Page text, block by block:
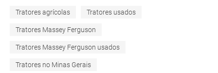
Tratores agrícolas Tratores usados
Tratores Massey Ferguson
Tratores Massey Ferguson usados
Tratores no Minas Gerais